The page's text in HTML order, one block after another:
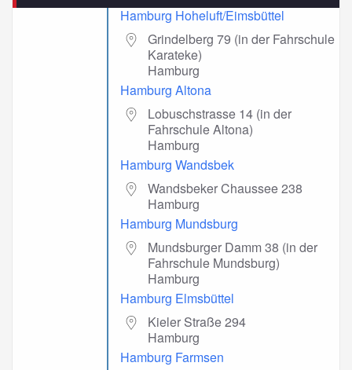
Hamburg Hoheluft/Eimsbüttel
Grindelberg 79 (in der Fahrschule
Karateke)
Hamburg
Hamburg Altona
Lobuschstrasse 14 (in der
Fahrschule Altona)
Hamburg
Hamburg Wandsbek
Wandsbeker Chaussee 238
Hamburg
Hamburg Mundsburg
Mundsburger Damm 38 (in der
Fahrschule Mundsburg)
Hamburg
Hamburg Elmsbüttel
Kieler Straße 294
Hamburg
Hamburg Farmsen